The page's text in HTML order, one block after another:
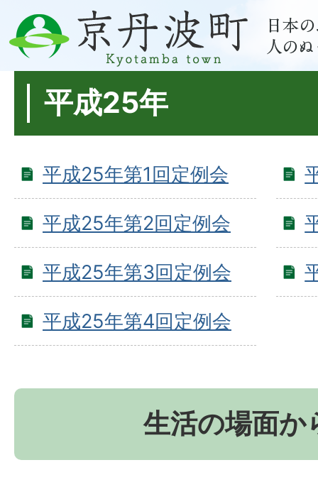
平成25年
平成25年第1回定例会
平成25年第2回定例会
平成25年第3回定例会
平成25年第4回定例会
生活の場面か